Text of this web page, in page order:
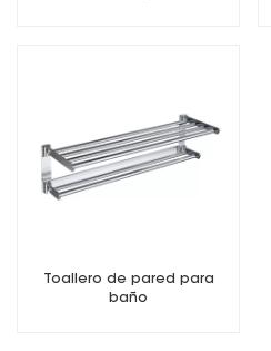
Toallero de pared para
baño